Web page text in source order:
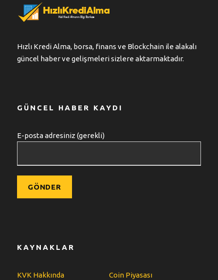
Hızlı Kredi Alma, borsa, finans ve Blockchain ile alakalı
güncel haber ve gelişmeleri sizlere aktarmaktadır.
GÜNCEL HABER KAYDI
E-posta adresiniz (gerekli)
KAYNAKLAR
KVK Hakkında Coin Piyasası